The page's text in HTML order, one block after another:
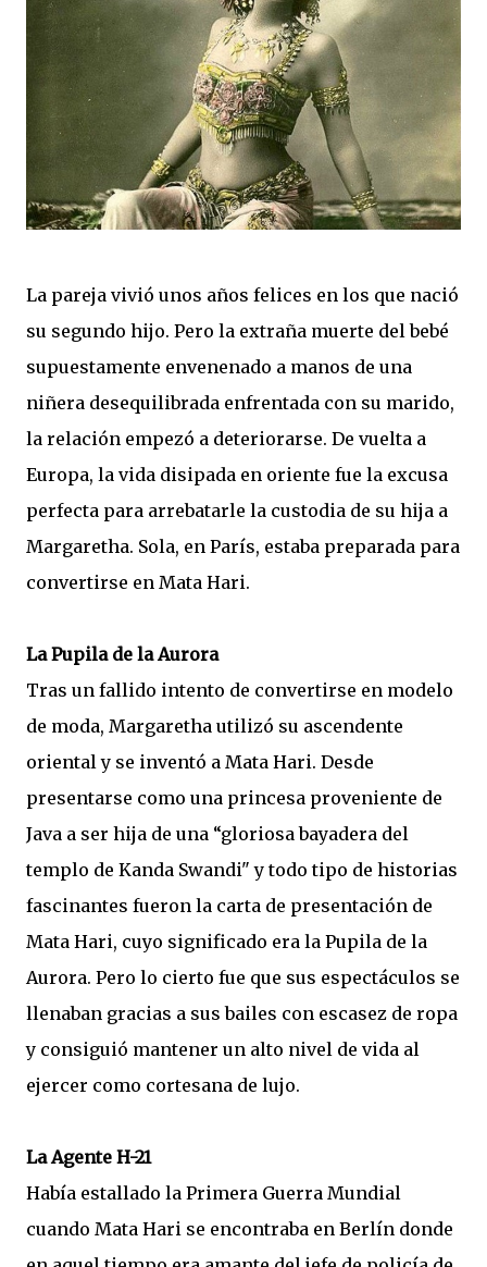
La pareja vivió unos años felices en los que nació
su segundo hijo. Pero la extraña muerte del bebé
supuestamente envenenado a manos de una
niñera desequilibrada enfrentada con su marido,
la relación empezó a deteriorarse. De vuelta a
Europa, la vida disipada en oriente fue la excusa
perfecta para arrebatarle la custodia de su hija a
Margaretha. Sola, en París, estaba preparada para
convertirse en Mata Hari.
La Pupila de la Aurora
Tras un fallido intento de convertirse en modelo
de moda, Margaretha utilizó su ascendente
oriental y se inventó a Mata Hari. Desde
presentarse como una princesa proveniente de
Java a ser hija de una “gloriosa bayadera del
templo de Kanda Swandi" y todo tipo de historias
fascinantes fueron la carta de presentación de
Mata Hari, cuyo significado era la Pupila de la
Aurora. Pero lo cierto fue que sus espectáculos se
llenaban gracias a sus bailes con escasez de ropa
y consiguió mantener un alto nivel de vida al
ejercer como cortesana de lujo.
La Agente H-21
Había estallado la Primera Guerra Mundial
cuando Mata Hari se encontraba en Berlín donde